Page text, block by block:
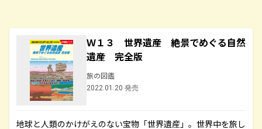
Ｗ１３ 世界遺産 絶景でめぐる自然
遺産 完全版
旅の図鑑
2022.01.20 発売
地球と人類のかけがえのない宝物「世界遺産」。世界中を旅し